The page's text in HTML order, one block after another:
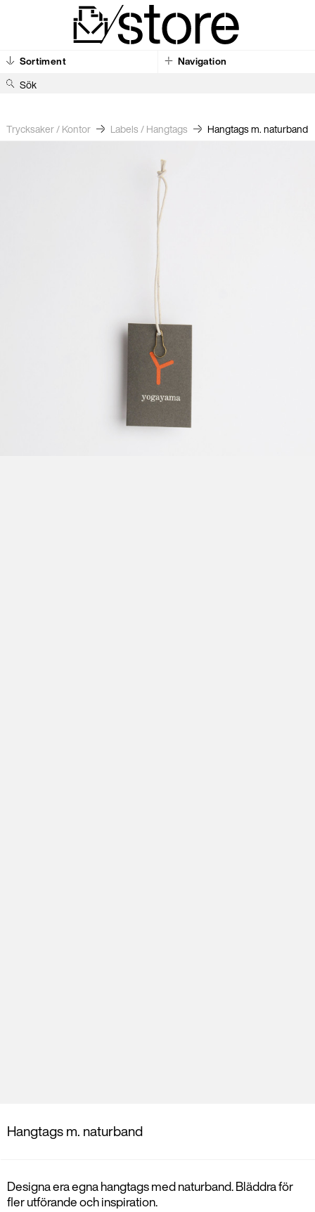
Sortiment Navigation
Sök
Trycksaker / Kontor Labels / Hangtags Hangtags m. naturband
Hangtags m. naturband
Designa era egna hangtags med naturband. Bläddra för
fler utförande och inspiration.